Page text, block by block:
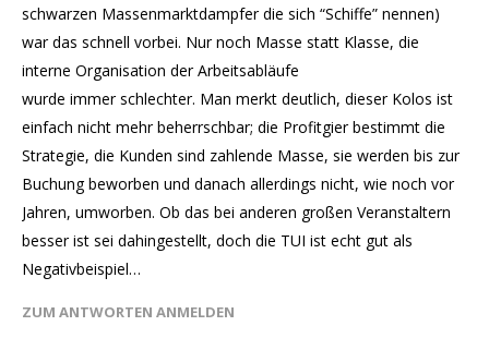
schwarzen Massenmarktdampfer die sich “Schiffe” nennen)
war das schnell vorbei. Nur noch Masse statt Klasse, die
interne Organisation der Arbeitsabläufe
wurde immer schlechter. Man merkt deutlich, dieser Kolos ist
einfach nicht mehr beherrschbar; die Profitgier bestimmt die
Strategie, die Kunden sind zahlende Masse, sie werden bis zur
Buchung beworben und danach allerdings nicht, wie noch vor
Jahren, umworben. Ob das bei anderen großen Veranstaltern
besser ist sei dahingestellt, doch die TUI ist echt gut als
Negativbeispiel…
ZUM ANTWORTEN ANMELDEN